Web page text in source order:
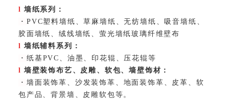
l 墙纸系列：
· PVC塑料墙纸、草麻墙纸、无纺墙纸、吸音墙纸、
胶面墙纸、绒线墙纸、萤光墙纸玻璃纤维壁布
l 墙纸辅料系列：
· 纸基PVC、油墨、印花辊、压花辊等
l 墙壁装饰布艺、皮雕、软包、墙壁饰材：
· 墙面装饰革、沙发装饰革、地面装饰革、皮革、软
包产品、背景墙、皮雕软包等。